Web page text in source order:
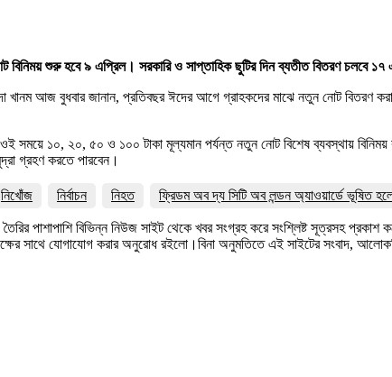
বিনিময় শুরু হবে ৯ এপ্রিল। সরকারি ও সাপ্তাহিক ছুটির দিন ব্যতীত বিতরণ চলবে ১৭
খানম আজ বুধবার জানান, প্রতিবছর ঈদের আগে গ্রাহকদের মাঝে নতুন নোট বিতরণ
ওই সময়ে ১০, ২০, ৫০ ও ১০০ টাকা মূল্যমান পর্যন্ত নতুন নোট বিশেষ ব্যবস্থায়
গ্রহণ করতে পারবেন।
নিখোঁজ নির্বাচন নিহত ফ্রিডম অব দ্য সিটি অব লন্ডন অ্যাওয়ার্ডে ভূষিত
পাশাপাশি বিভিন্ন নিউজ সাইট থেকে খবর সংগ্রহ করে সংশ্লিষ্ট সূত্রসহ
সাথে যোগাযোগ করার অনুরোধ রইলো।বিনা অনুমতিতে এই সাইটের সংবাদ,